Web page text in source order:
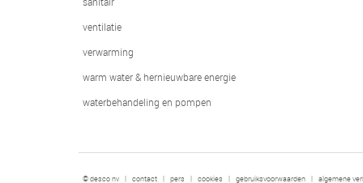
ventilatie
verwarming
warm water & hernieuwbare energie
waterbehandeling en pompen
© desco nv | contact | pers | cookies | gebruiksvoorwaarden | algemene